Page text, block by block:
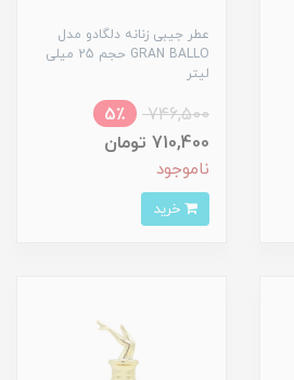
عطر جیبی زنانه دلگادو مدل
GRAN BALLO حجم 25 میلی
لیتر
746,500
5٪
710,400 تومان
ناموجود